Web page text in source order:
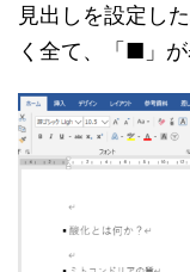
見出しを設定し
く全て、「■」が